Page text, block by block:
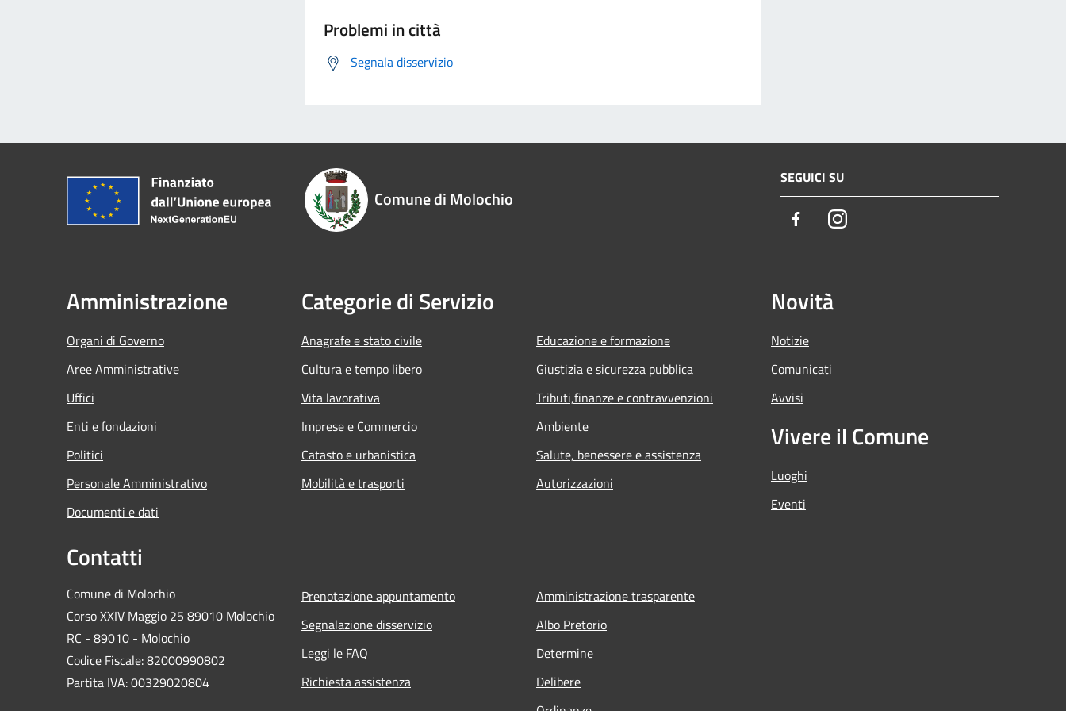
Problemi in città
Segnala disservizio
Comune di Molochio
SEGUICI SU
FacebookInstagram
Amministrazione
Organi di Governo
Aree Amministrative
Uffici
Enti e fondazioni
Politici
Personale Amministrativo
Documenti e dati
Categorie di Servizio
Anagrafe e stato civile
Cultura e tempo libero
Vita lavorativa
Imprese e Commercio
Catasto e urbanistica
Mobilità e trasporti
Educazione e formazione
Giustizia e sicurezza pubblica
Tributi,finanze e contravvenzioni
Ambiente
Salute, benessere e assistenza
Autorizzazioni
Novità
Notizie
Comunicati
Avvisi
Vivere il Comune
Luoghi
Eventi
Contatti
Comune di Molochio
Corso XXIV Maggio 25 89010 Molochio
RC - 89010 - Molochio
Codice Fiscale: 82000990802
Partita IVA: 00329020804
Prenotazione appuntamento
Segnalazione disservizio
Leggi le FAQ
Richiesta assistenza
Amministrazione trasparente
Albo Pretorio
Determine
Delibere